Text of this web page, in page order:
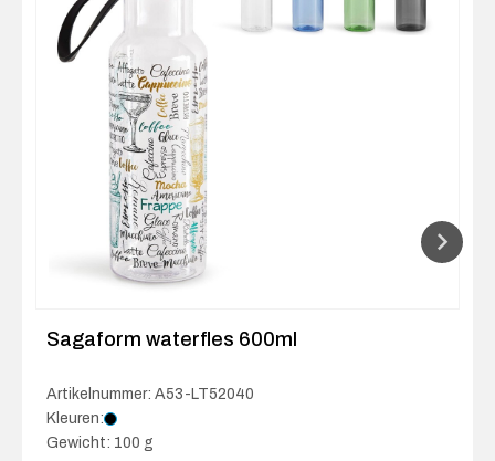
Sagaform waterfles 600ml
Artikelnummer: A53-LT52040
Kleuren:
Gewicht: 100 g